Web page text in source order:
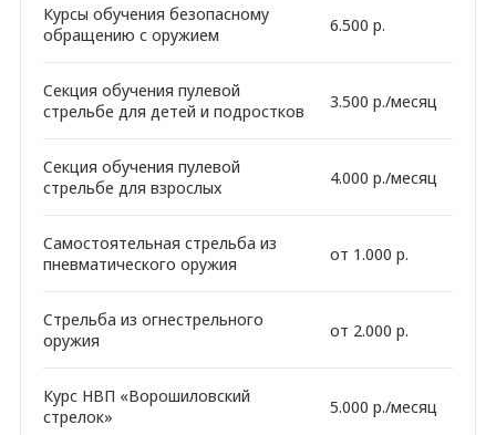
Курсы обучения безопасному
обращению с оружием
6.500 р.
Секция обучения пулевой
стрельбе для детей и подростков
3.500 р./месяц
Секция обучения пулевой
стрельбе для взрослых
4.000 р./месяц
Самостоятельная стрельба из
пневматического оружия
от 1.000 р.
Стрельба из огнестрельного
оружия
от 2.000 р.
Курс НВП «Ворошиловский
стрелок»
5.000 р./месяц